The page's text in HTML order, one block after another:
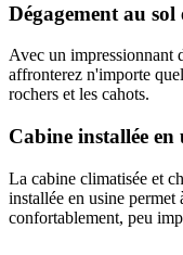
Dégagement au sol
Avec un impressionnant
affronterez n'importe
rochers et les cahots.
Cabine installée en
La cabine climatisée et
installée en usine permet
confortablement, peu